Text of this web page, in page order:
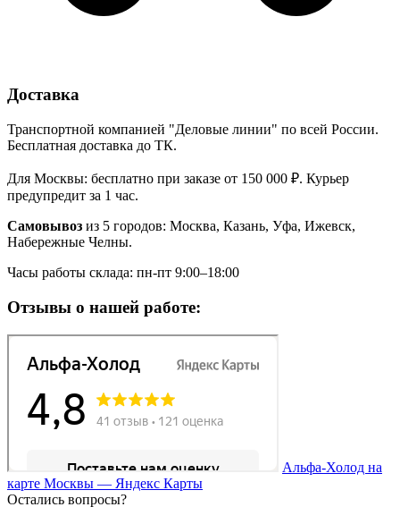
Доставка
Транспортной компанией "Деловые линии" по всей России.
Бесплатная доставка до ТК.
Для Москвы: бесплатно при заказе от 150 000 ₽. Курьер
предупредит за 1 час.
Самовывоз из 5 городов: Москва, Казань, Уфа, Ижевск,
Набережные Челны.
Часы работы склада: пн-пт 9:00–18:00
Отзывы о нашей работе:
Альфа-Холод на
карте Москвы — Яндекс Карты
Остались вопросы?